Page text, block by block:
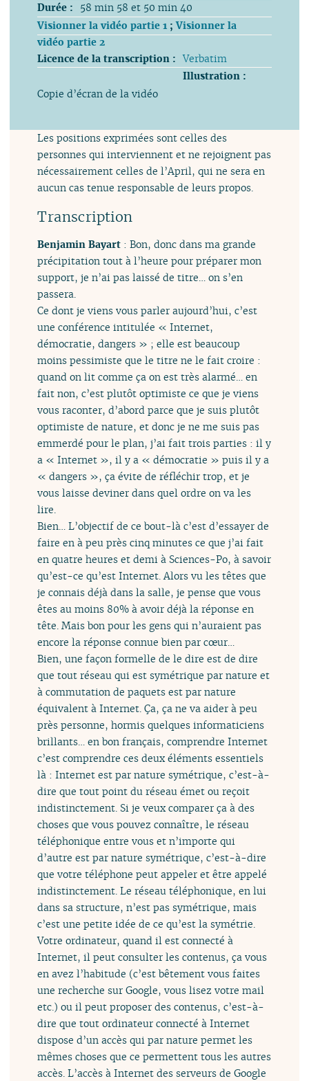
Durée :
58 min 58 et 50 min 40
Visionner la vidéo partie 1;Visionner la
vidéo partie 2
Licence de la transcription : Verbatim
Illustration :
Copie d’écran de la vidéo
Les positions exprimées sont celles des
personnes qui interviennent et ne rejoignent pas
nécessairement celles de l’April, qui ne sera en
aucun cas tenue responsable de leurs propos.
Transcription
Benjamin Bayart : Bon, donc dans ma grande
précipitation tout à l’heure pour préparer mon
support, je n’ai pas laissé de titre… on s’en
passera.
Ce dont je viens vous parler aujourd’hui, c’est
une conférence intitulée « Internet,
démocratie, dangers » ; elle est beaucoup
moins pessimiste que le titre ne le fait croire :
quand on lit comme ça on est très alarmé… en
fait non, c’est plutôt optimiste ce que je viens
vous raconter, d’abord parce que je suis plutôt
optimiste de nature, et donc je ne me suis pas
emmerdé pour le plan, j’ai fait trois parties : il y
a « Internet », il y a « démocratie » puis il y a
« dangers », ça évite de réfléchir trop, et je
vous laisse deviner dans quel ordre on va les
lire.
Bien… L’objectif de ce bout-là c’est d’essayer de
faire en à peu près cinq minutes ce que j’ai fait
en quatre heures et demi à Sciences-Po, à savoir
qu’est-ce qu’est Internet. Alors vu les têtes que
je connais déjà dans la salle, je pense que vous
êtes au moins 80% à avoir déjà la réponse en
tête. Mais bon pour les gens qui n’auraient pas
encore la réponse connue bien par cœur…
Bien, une façon formelle de le dire est de dire
que tout réseau qui est symétrique par nature et
à commutation de paquets est par nature
équivalent à Internet. Ça, ça ne va aider à peu
près personne, hormis quelques informaticiens
brillants… en bon français, comprendre Internet
c’est comprendre ces deux éléments essentiels
là : Internet est par nature symétrique, c’est-à-
dire que tout point du réseau émet ou reçoit
indistinctement. Si je veux comparer ça à des
choses que vous pouvez connaître, le réseau
téléphonique entre vous et n’importe qui
d’autre est par nature symétrique, c’est-à-dire
que votre téléphone peut appeler et être appelé
indistinctement. Le réseau téléphonique, en lui
dans sa structure, n’est pas symétrique, mais
c’est une petite idée de ce qu’est la symétrie.
Votre ordinateur, quand il est connecté à
Internet, il peut consulter les contenus, ça vous
en avez l’habitude (c’est bêtement vous faites
une recherche sur Google, vous lisez votre mail
etc.) ou il peut proposer des contenus, c’est-à-
dire que tout ordinateur connecté à Internet
dispose d’un accès qui par nature permet les
mêmes choses que ce permettent tous les autres
accès. L’accès à Internet des serveurs de Google